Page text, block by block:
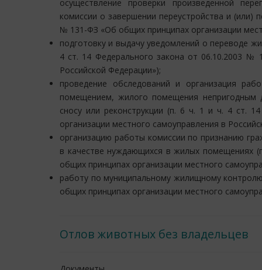
осуществление проверки произведенной
комиссии о завершении переустройства и (или)
№ 131-ФЗ «Об общих принципах организации
подготовку и выдачу уведомлений о переводе
4 ст. 14 Федерального закона от 06.10.2003 №
Российской Федерации»);
проведение обследований и организация
помещением, жилого помещения
сносу или реконструкции (п. 6 ч. 1 и ч. 4 ст.
организации местного самоуправления в
организацию работы комиссии по признанию
в качестве нуждающихся в жилых помещениях
общих принципах организации местного
работу по муниципальному жилищному
общих принципах организации местного
Отлов животных без владельцев